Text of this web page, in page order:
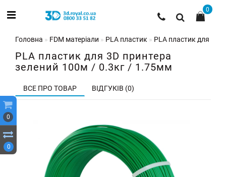
0
0
0
Головна FDM матеріали PLA пластик PLA пластик для 3D
PLA пластик для 3D принтера
зелений 100м / 0.3кг / 1.75мм
ВСЕ ПРО ТОВАР ВІДГУКІВ (0)